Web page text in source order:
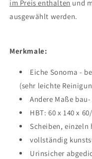
im Preis enthalten und
ausgewählt werden.
Merkmale:
Eiche Sonoma -
(sehr leichte
Andere Maße
HBT: 60 x 140 x
Scheiben, einzeln
vollständig
Urinsicher